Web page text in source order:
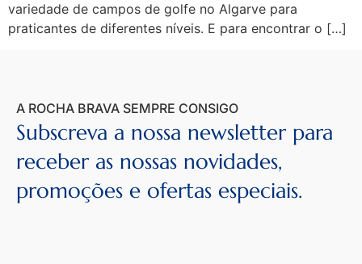
variedade de campos de golfe no Algarve para
praticantes de diferentes níveis. E para encontrar o […]
A ROCHA BRAVA SEMPRE CONSIGO
Subscreva a nossa newsletter para
receber as nossas novidades,
promoções e ofertas especiais.